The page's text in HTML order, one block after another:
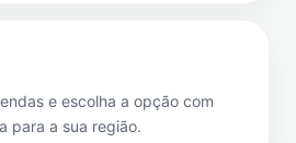
e escolha a opção com
para a sua região.